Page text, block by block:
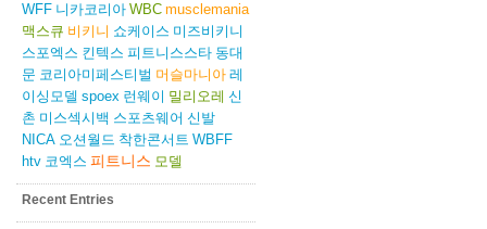
WFF 니카코리아 WBC musclemania
맥스큐 비키니 쇼케이스 미즈비키니
스포엑스 킨텍스 피트니스스타 동대
문 코리아미페스티벌 머슬마니아 레
이싱모델 spoex 런웨이 밀리오레 신
촌 미스섹시백 스포츠웨어 신발
NICA 오션월드 착한콘서트 WBFF
htv 코엑스 피트니스 모델
Recent Entries